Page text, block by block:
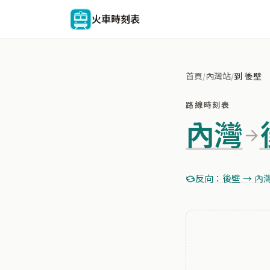
火車時刻表
首頁/內灣站/到 後壁
路線時刻表
內灣
反向：後壁 → 內